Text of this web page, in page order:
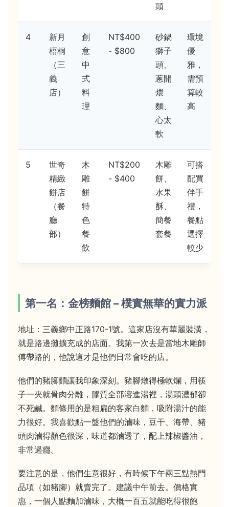
頭
4
新月
梧桐
（三
義
店）
創
意
中
式
料
理
NT$400
- $800
砂鍋
獅子
頭、
蔥開
煨
麵、
心太
軟
環境
優
雅，
需預
算較
高
5
世奇
精緻
餅店
（餐
廳
部）
木
雕
餅
特
色
餐
飲
NT$200
- $400
木雕
餅、
水果
酥、
簡餐
套餐
可搭
配買
伴手
禮，
餐點
選擇
較少
第一名：金榜麵館 – 樸實無華的實力派
地址：三義鄉中正路170-1號。這家店沒有華麗裝潢，
就是路邊攤擴充成的店面。我第一次去是當地木雕師
傅帶路的，他說這才是他們日常會吃的店。
他們的豬腳麵讓我印象深刻。豬腳燉得極軟爛，用筷
子一夾就骨肉分離，膠質全部溶進湯裡，湯頭濃郁卻
不死鹹。麵條用的是粗扁的客家白麵，吸附湯汁的能
力很好。我喜歡點一盤他們的滷味，豆干、海帶、豬
頭肉滷得顏色很深，味道都滷透了，配上辣椒醬油，
非常過癮。
要注意的是，他們生意很好，有時候下午兩三點熱門
品項（如豬腳）就賣完了。建議中午前去。價格實
惠，一個人點麵加滷味，大概一百五就能吃得很飽